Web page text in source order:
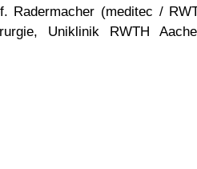
Radermacher (meditec /
Uniklinik RWTH